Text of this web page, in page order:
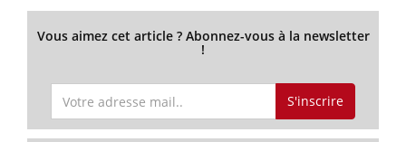
Vous aimez cet article ? Abonnez-vous à la newsletter
!
S'inscrire